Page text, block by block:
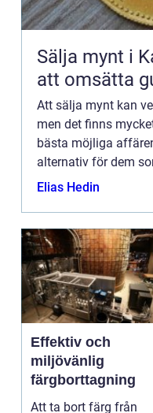
Sälja mynt i
att omsätta
Att sälja mynt kan
men det finns
bästa möjliga
alternativ för dem
Elias Hedin
Effektiv och
miljövänlig
färgborttagning
Att ta bort färg från